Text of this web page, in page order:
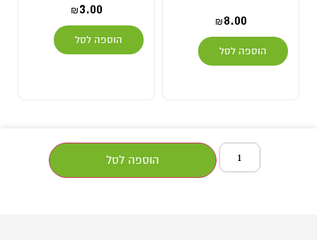
₪8.00
הוספה לסל
₪3.00
הוספה לסל
הוספה לסל